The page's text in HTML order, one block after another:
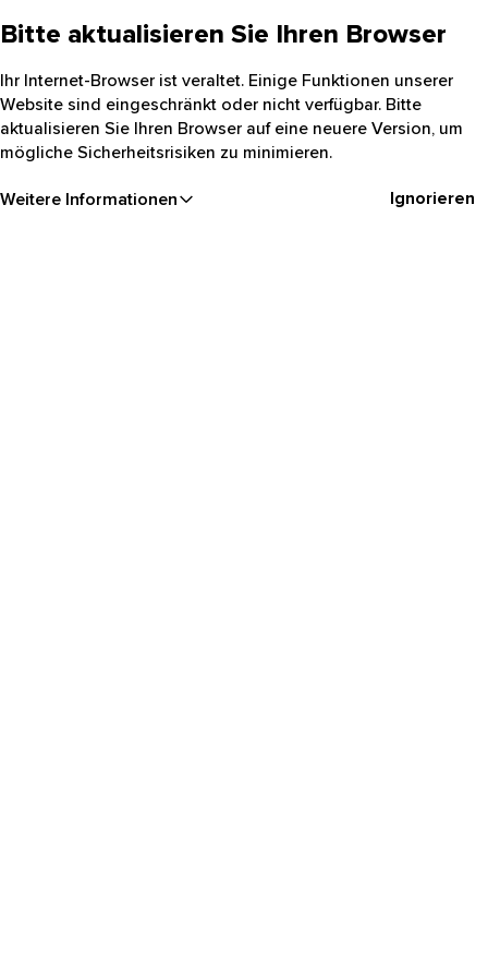
Bitte aktualisieren Sie Ihren Browser
Ihr Internet-Browser ist veraltet. Einige Funktionen unserer
Website sind eingeschränkt oder nicht verfügbar. Bitte
aktualisieren Sie Ihren Browser auf eine neuere Version, um
mögliche Sicherheitsrisiken zu minimieren.
Weitere Informationen Ignorieren